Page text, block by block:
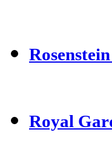
Royal